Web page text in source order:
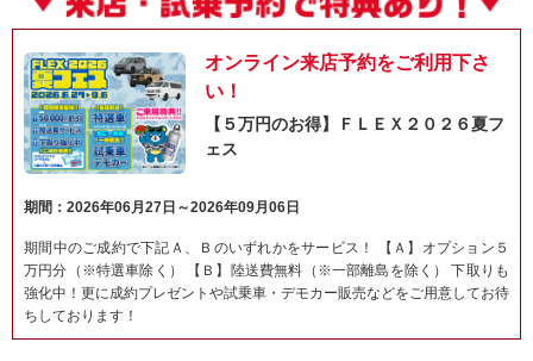
オンライン来店予約をご利用下さ
い！
【５万円のお得】ＦＬＥＸ２０２６夏フ
ェス
期間：2026年06月27日～2026年09月06日
期間中のご成約で下記Ａ、Ｂのいずれかをサービス！ 【Ａ】オプション５
万円分（※特選車除く） 【Ｂ】陸送費無料（※一部離島を除く） 下取りも
強化中！更に成約プレゼントや試乗車・デモカー販売などをご用意してお待
ちしております！